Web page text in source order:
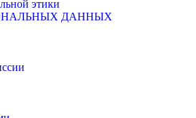
этики
ДАННЫХ